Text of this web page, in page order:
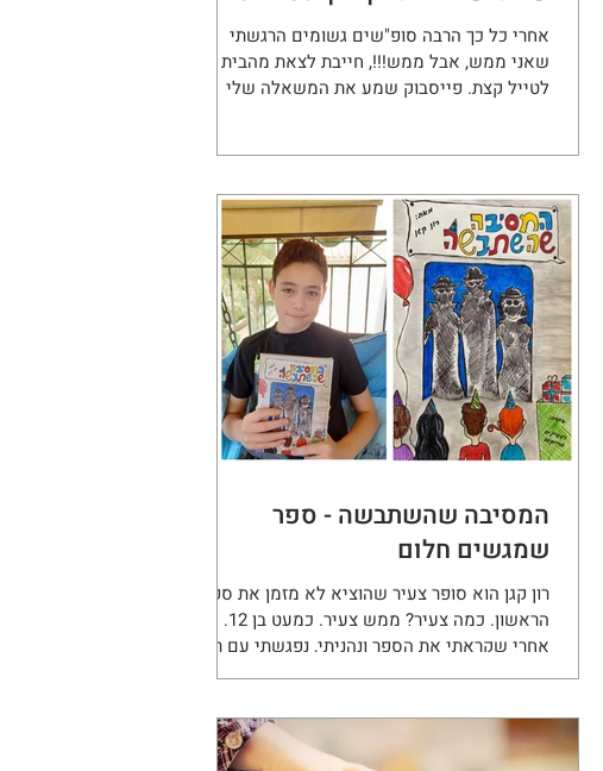
אחרי כל כך הרבה סופ"שים גשומים הרגשתי
שאני ממש, אבל ממש!!!, חייבת לצאת מהבית
לטייל קצת. פייסבוק שמע את המשאלה שלי
המסיבה שהשתבשה - ספר
שמגשים חלום
רון קגן הוא סופר צעיר שהוציא לא מזמן את ספרו
הראשון. כמה צעיר? ממש צעיר. כמעט בן 12.
אחרי שקראתי את הספר ונהניתי, נפגשתי עם רון
לראיון קצר.